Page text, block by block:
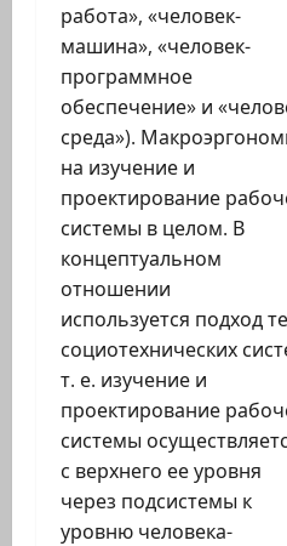
работа», «человек-
машина», «человек-
программное
обеспечение» и
среда»).
на изучение и
проектирование
системы в целом. В
концептуальном
отношении
используется подход
социотехнических
т. е. изучение и
проектирование
системы
с верхнего ее уровня
через подсистемы к
уровню человека-